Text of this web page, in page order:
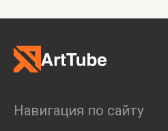
Дискуссия
Пост-релиз
Пресс-конференция
Ярмарка
Навигация по сайту